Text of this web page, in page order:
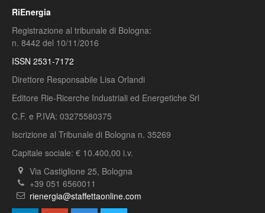
RiEnergia
Registrazione al tribunale di Bologna:
n. 8442 del 10/11/2016
ISSN 2531-7172
Direttore Responsabile Lisa Orlandi
Editore Rie-Ricerche Industriali ed Energetiche Srl
C.F. e P.IVA: 03275580375
Iscrizione al Tribunale di Bologna n. 35269
Capitale sociale: € 10.400,00 i.v.
Via Castiglione 25, Bologna
+39 051 6560011
rienergia@staffettaonline.com